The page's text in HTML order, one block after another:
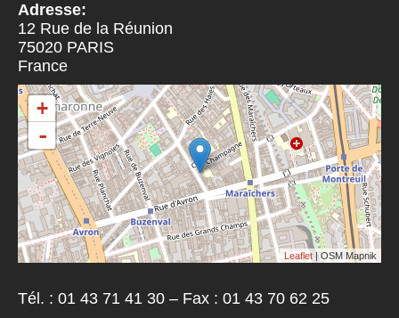
Adresse:
12 Rue de la Réunion
75020 PARIS
France
+
-
Leaflet | OSM Mapnik
Tél. : 01 43 71 41 30 – Fax : 01 43 70 62 25